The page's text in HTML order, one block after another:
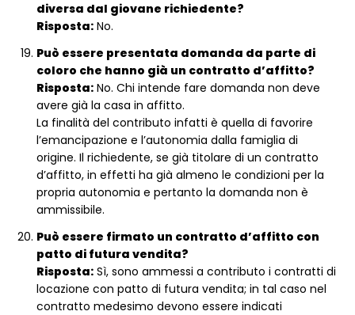
diversa dal giovane richiedente?
Risposta: No.
Può essere presentata domanda da parte di
coloro che hanno già un contratto d’affitto?
Risposta: No. Chi intende fare domanda non deve
avere già la casa in affitto.
La finalità del contributo infatti è quella di favorire
l’emancipazione e l’autonomia dalla famiglia di
origine. Il richiedente, se già titolare di un contratto
d’affitto, in effetti ha già almeno le condizioni per la
propria autonomia e pertanto la domanda non è
ammissibile.
Può essere firmato un contratto d’affitto con
patto di futura vendita?
Risposta: Sì, sono ammessi a contributo i contratti di
locazione con patto di futura vendita; in tal caso nel
contratto medesimo devono essere indicati